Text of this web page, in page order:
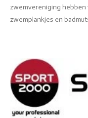
zwemvereniging
zwemplankjes en